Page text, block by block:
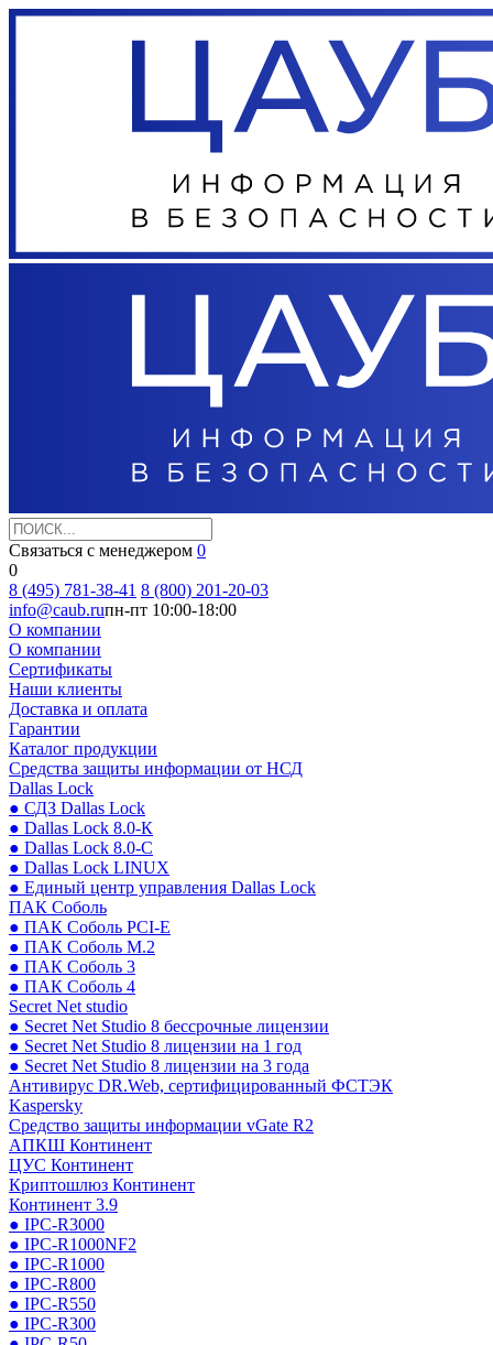
Связаться с менеджером 0
0
8 (495) 781-38-41 8 (800) 201-20-03
info@caub.ruпн-пт 10:00-18:00
О компании
О компании
Сертификаты
Наши клиенты
Доставка и оплата
Гарантии
Каталог продукции
Средства защиты информации от НСД
Dallas Lock
● СДЗ Dallas Lock
● Dallas Lock 8.0-К
● Dallas Lock 8.0-С
● Dallas Lock LINUX
● Единый центр управления Dallas Lock
ПАК Соболь
● ПАК Соболь PCI-E
● ПАК Соболь М.2
● ПАК Соболь 3
● ПАК Соболь 4
Secret Net studio
● Secret Net Studio 8 бессрочные лицензии
● Secret Net Studio 8 лицензии на 1 год
● Secret Net Studio 8 лицензии на 3 года
Антивирус DR.Web, сертифицированный ФСТЭК
Kaspersky
Средство защиты информации vGate R2
АПКШ Континент
ЦУС Континент
Криптошлюз Континент
Континент 3.9
● IPC-R3000
● IPC-R1000NF2
● IPC-R1000
● IPC-R800
● IPC-R550
● IPC-R300